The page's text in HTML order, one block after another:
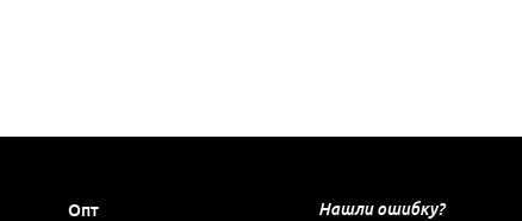
Опт
Нашли ошибку?